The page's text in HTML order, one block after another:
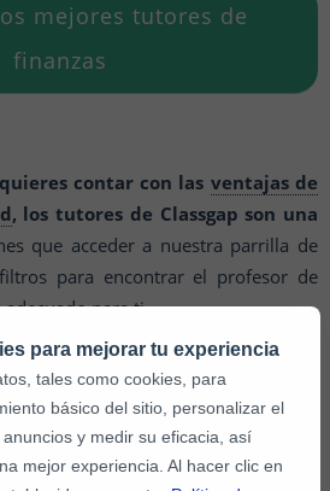
mejores tutores de
finanzas
contar con las ventajas de
, los tutores de Classgap son una
que acceder a nuestra parrilla de
para encontrar el profesor de
para ti.
que te interesarán:
para mejorar tu experiencia
tales como cookies, para
básico del sitio, personalizar el
y medir su eficacia, así
mejor experiencia. Al hacer clic en